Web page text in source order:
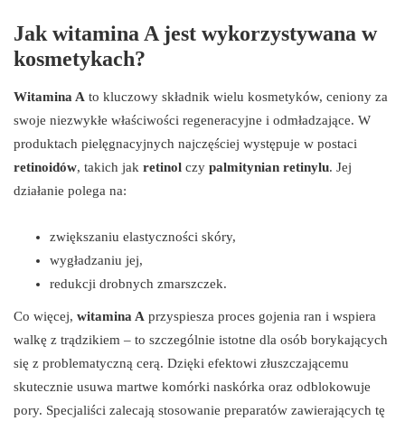
Jak witamina A jest wykorzystywana w
kosmetykach?
Witamina A to kluczowy składnik wielu kosmetyków, ceniony za
swoje niezwykłe właściwości regeneracyjne i odmładzające. W
produktach pielęgnacyjnych najczęściej występuje w postaci
retinoidów, takich jak retinol czy palmitynian retinylu. Jej
działanie polega na:
zwiększaniu elastyczności skóry,
wygładzaniu jej,
redukcji drobnych zmarszczek.
Co więcej, witamina A przyspiesza proces gojenia ran i wspiera
walkę z trądzikiem – to szczególnie istotne dla osób borykających
się z problematyczną cerą. Dzięki efektowi złuszczającemu
skutecznie usuwa martwe komórki naskórka oraz odblokowuje
pory. Specjaliści zalecają stosowanie preparatów zawierających tę